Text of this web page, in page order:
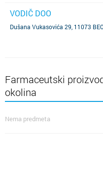
VODIČ DOO
Dušana Vukasovića 29, 11073
Farmaceutski
okolina
Nema predmeta